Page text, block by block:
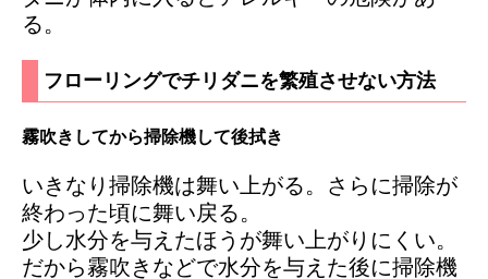
る。
フローリングでチリダニを繁殖させない方法
霧吹きしてから掃除機して後拭き
いきなり掃除機は舞い上がる。さらに掃除が
終わった頃に舞い戻る。
少し水分を与えたほうが舞い上がりにくい。
だから霧吹きなどで水分を与えた後に掃除機